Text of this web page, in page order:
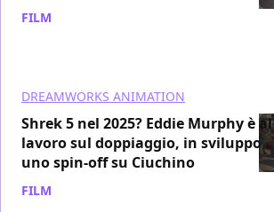
FILM
DREAMWORKS ANIMATION
Shrek 5 nel 2025? Eddie Murphy è al
lavoro sul doppiaggio, in sviluppo
uno spin-off su Ciuchino
FILM